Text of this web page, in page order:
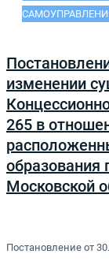
изменении
265 в
образования
Московской
Постановление от